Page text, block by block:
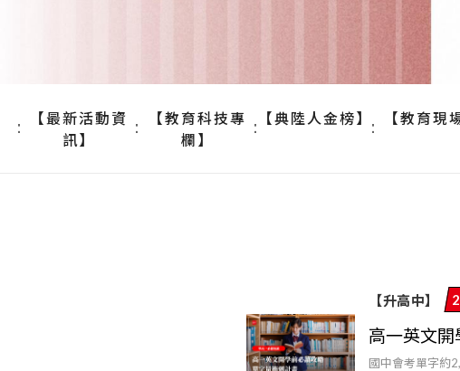
【最新活動資
訊】
【教育科技專
欄】
【典陸人金榜】 【教育現
【升高中】
高一英文
國中會考單字約